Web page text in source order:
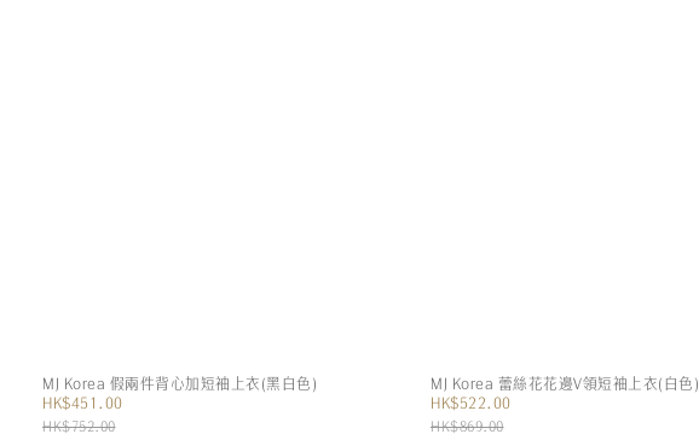
MJ Korea 假兩件背心加短袖上衣(黑白色)
HK$451.00
HK$752.00
MJ Korea 蕾絲花花邊V領短袖上衣(白色)
HK$522.00
HK$869.00